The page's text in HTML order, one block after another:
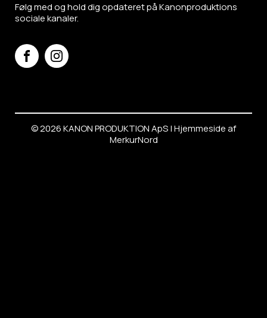
Følg med og hold dig opdateret på Kanonproduktions
sociale kanaler.
© 2026 KANON PRODUKTION ApS |Hjemmesideaf
MerkurNord